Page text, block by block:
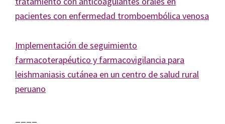
pacientes con enfermedad tromboembólica venosa
Implementación de seguimiento
farmacoterapéutico y farmacovigilancia para
leishmaniasis cutánea en un centro de salud rural
peruano